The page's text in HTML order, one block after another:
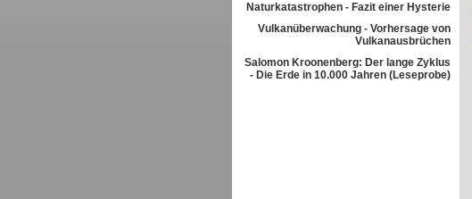
Naturkatastrophen - Fazit einer Hysterie
Vulkanüberwachung - Vorhersage von
Vulkanausbrüchen
Salomon Kroonenberg: Der lange Zyklus
- Die Erde in 10.000 Jahren (Leseprobe)